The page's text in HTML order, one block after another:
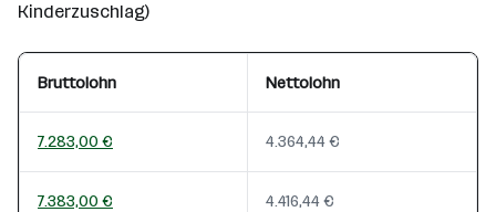
Kinderzuschlag)
Bruttolohn Nettolohn
7.283,00 € 4.364,44 €
7.383,00 € 4.416,44 €